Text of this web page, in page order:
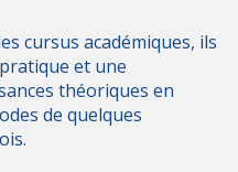
cursus académiques, ils
et une
théoriques en
de quelques